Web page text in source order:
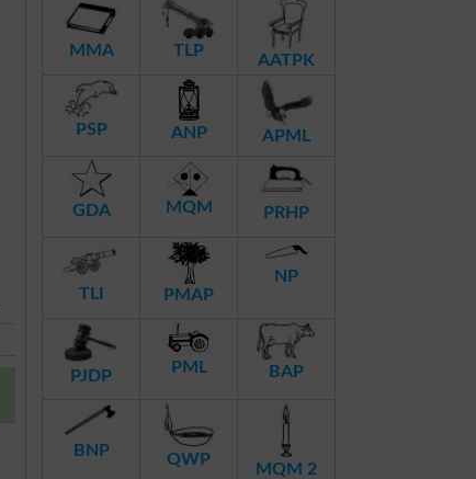
MMA TLP
AATPK
PSP ANP APML
GDA MQM PRHP
TLI PMAP
NP
PJDP PML BAP
BNP QWP
MQM 2